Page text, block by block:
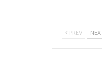
PREV